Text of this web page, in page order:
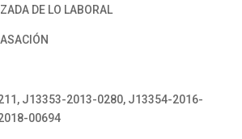
DE LO LABORAL
J13353-2013-0280, J13354-2016-
00694